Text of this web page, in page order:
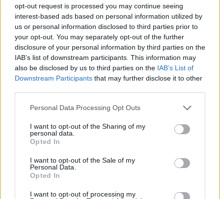
opt-out request is processed you may continue seeing
interest-based ads based on personal information utilized by
us or personal information disclosed to third parties prior to
your opt-out. You may separately opt-out of the further
disclosure of your personal information by third parties on the
IAB’s list of downstream participants. This information may
also be disclosed by us to third parties on the IAB’s List of
Downstream Participants that may further disclose it to other
Personal Data Processing Opt Outs
I want to opt-out of the Sharing of my
personal data.
Opted In
I want to opt-out of the Sale of my
Personal Data.
Opted In
I want to opt-out of processing my